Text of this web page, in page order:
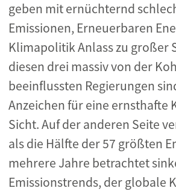
geben mit ernüchternd
Emissionen, Erneuerbaren
Klimapolitik Anlass zu großer
diesen drei massiv von der
beeinflussten Regierungen
Anzeichen für eine ernsthafte
Sicht. Auf der anderen Seite
als die Hälfte der 57 größten
mehrere Jahre betrachtet
Emissionstrends, der globale